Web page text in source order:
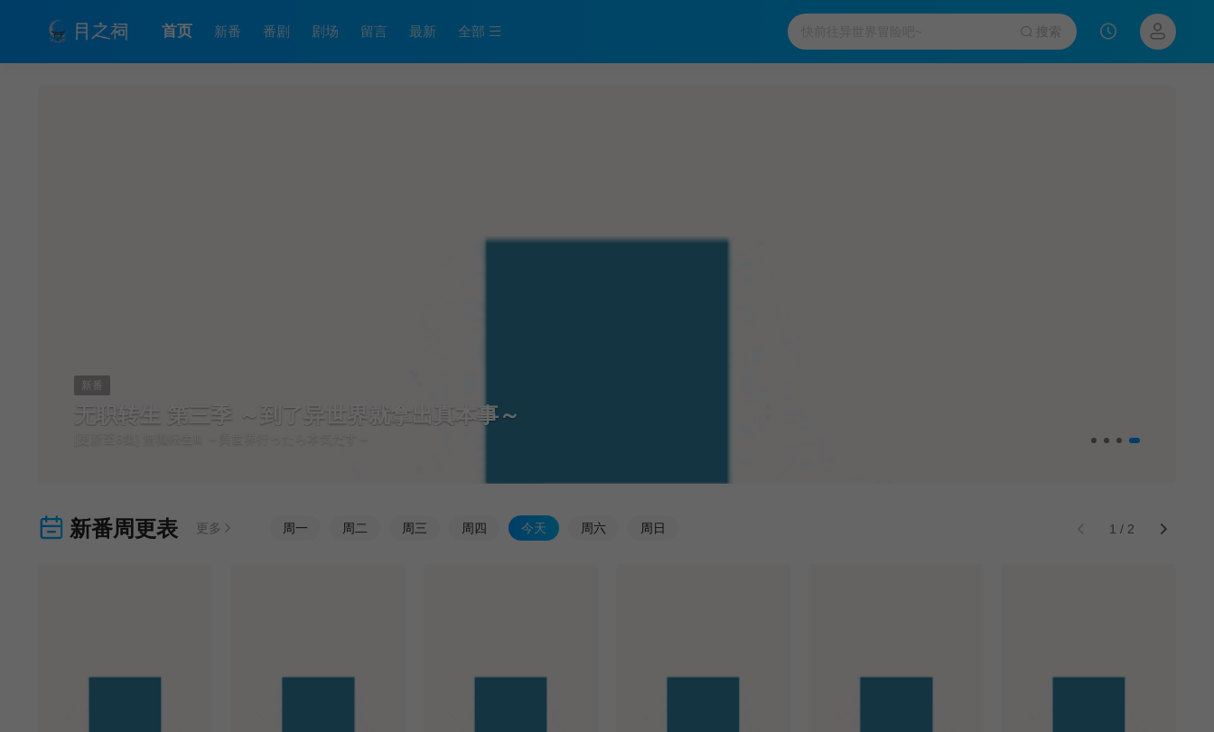
搜索
首页 新番 番剧 剧场 留言 最新 全部
～到了异世界就拿出真本事～
[更新至6集] ヤニねこ
新番周更表 更多 周一 周 二 周三 周 四 今天 周六 周 日 1 / 2